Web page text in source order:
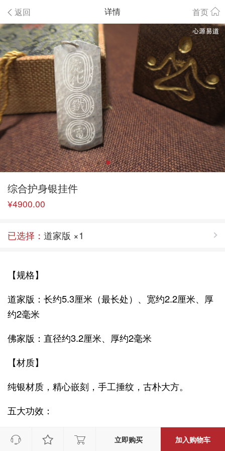
 返回 详情 首页 
综合护身银挂件
¥4900.00
已选择： 道家版 ×1
【规格】
道家版：长约5.3厘米（最长处）、宽约2.2厘米、厚
约2毫米
佛家版：直径约3.2厘米、厚约2毫米
【材质】
纯银材质，精心嵌刻，手工捶纹，古朴大方。
五大功效：
一、提阳消阴，身心双调，全面改善。
   加入购物车
立即购买